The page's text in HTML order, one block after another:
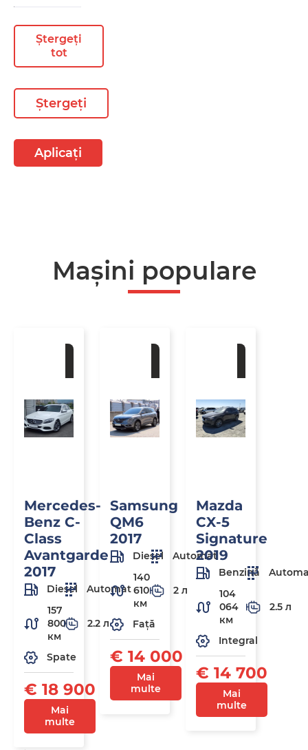
Ștergeți
tot
Ștergeți
Aplicați
Mașini populare
Mercedes-
Benz C-
Class
Avantgarde
2017
Diesel
Automat
157
800
км
2.2 л
Spate
€ 18 900
Mai
multe
Samsung
QM6
2017
Diesel
Automat
140
610
км
2 л
Față
€ 14 000
Mai
multe
Mazda
CX-5
Signature
2019
Benzină
104
064
км
2.5 л
Integral
€ 14 700
Mai
multe